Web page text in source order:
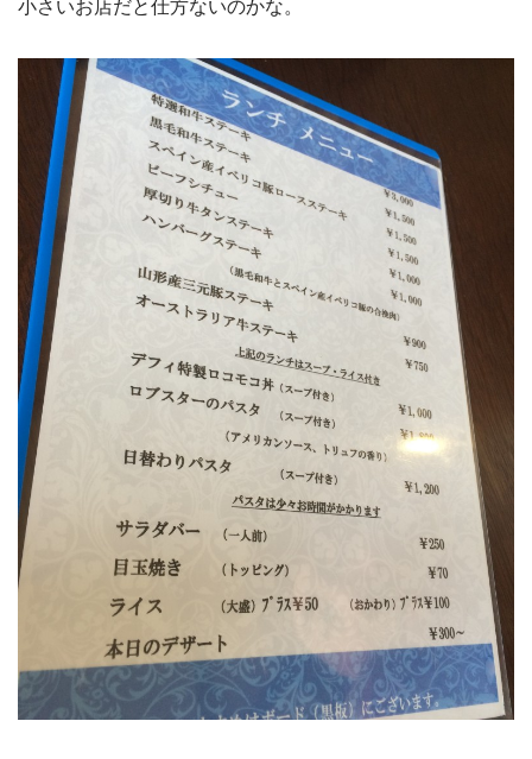
小さいお店だと仕方ないのかな。